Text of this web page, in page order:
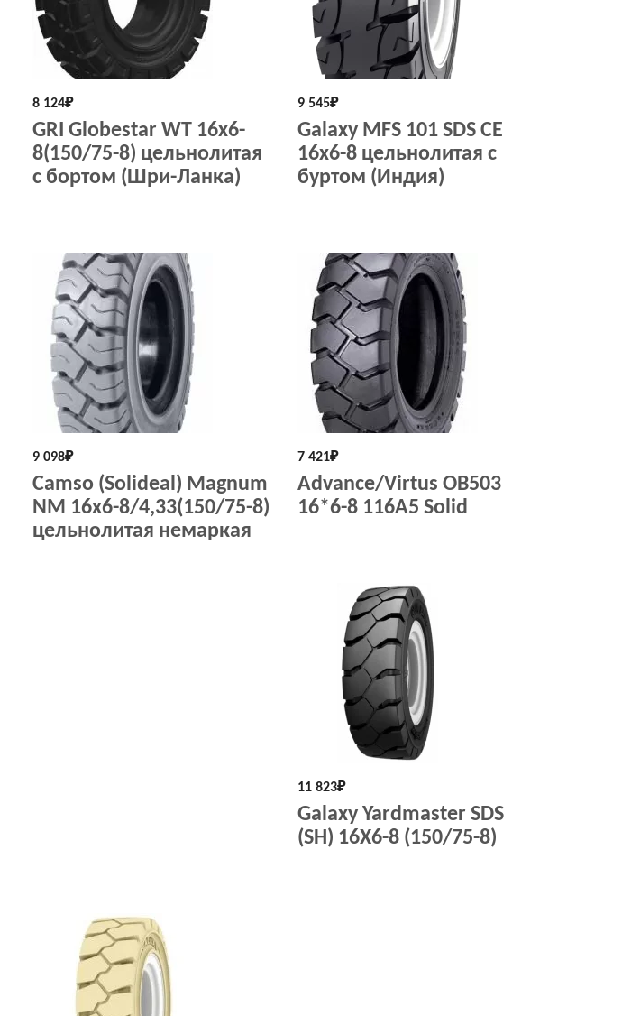
8 124₽
GRI Globestar WT 16x6-
8(150/75-8) цельнолитая
с бортом (Шри-Ланка)
9 545₽
Galaxy MFS 101 SDS СЕ
16x6-8 цельнолитая с
буртом (Индия)
9 098₽
Camso (Solideal) Magnum
NM 16x6-8/4,33(150/75-8)
цельнолитая немаркая
7 421₽
Advance/Virtus OB503
16*6-8 116A5 Solid
11 823₽
Galaxy Yardmaster SDS
(SH) 16X6-8 (150/75-8)